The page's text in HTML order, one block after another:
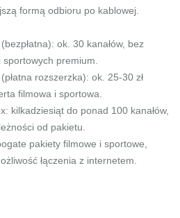
formą odbioru po kablowej.
ok. 30 kanałów, bez
premium.
rozszerzka): ok. 25-30 zł
filmowa i sportowa.
kilkadziesiąt do ponad 100 kanałów,
od pakietu.
pakiety filmowe i sportowe,
łączenia z internetem.